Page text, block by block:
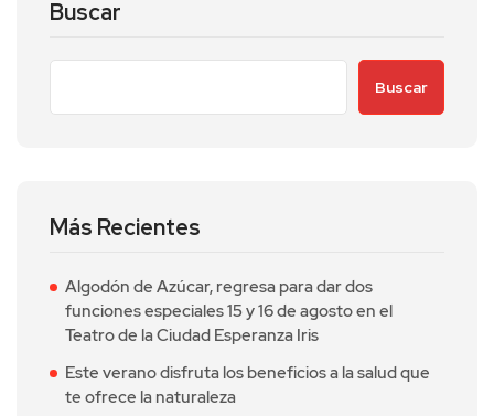
Buscar
Buscar
Más Recientes
Algodón de Azúcar, regresa para dar dos
funciones especiales 15 y 16 de agosto en el
Teatro de la Ciudad Esperanza Iris
Este verano disfruta los beneficios a la salud que
te ofrece la naturaleza